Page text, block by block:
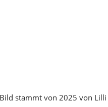
stammt von 2025 von Lilli